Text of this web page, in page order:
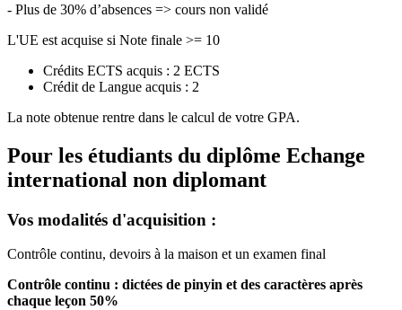
- Plus de 30% d’absences => cours non validé
L'UE est acquise si Note finale >= 10
Crédits ECTS acquis : 2 ECTS
Crédit de Langue acquis : 2
La note obtenue rentre dans le calcul de votre GPA.
Pour les étudiants du diplôme Echange
international non diplomant
Vos modalités d'acquisition :
Contrôle continu, devoirs à la maison et un examen final
Contrôle continu : dictées de pinyin et des caractères après
chaque leçon 50%